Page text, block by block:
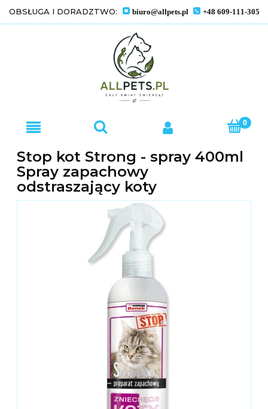
OBSŁUGA I DORADZTWO: biuro@allpets.pl +48 609-111-305
Stop kot Strong - spray 400ml
Spray zapachowy
odstraszający koty